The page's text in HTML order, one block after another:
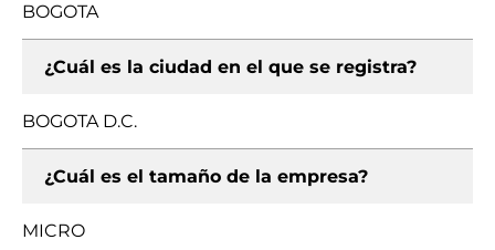
BOGOTA
¿Cuál es la ciudad en el que se registra?
BOGOTA D.C.
¿Cuál es el tamaño de la empresa?
MICRO